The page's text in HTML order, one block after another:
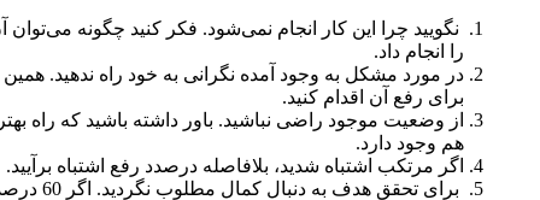
نگویید چرا این کار انجام نمی‌شود. فکر کنید چگونه می‌توان
را انجام داد.
در مورد مشکل به وجود آمده نگرانی به خود راه ندهید. همین
برای رفع آن اقدام کنید.
از وضعیت موجود راضی نباشید. باور داشته باشید که راه
هم وجود دارد.
اگر مرتکب اشتباه شدید، بلافاصله درصدد رفع اشتباه برآیید.
برای تحقق هدف به دنبال کمال